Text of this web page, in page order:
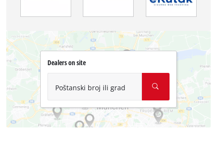
Dealers on site
Poštanski broj ili grad